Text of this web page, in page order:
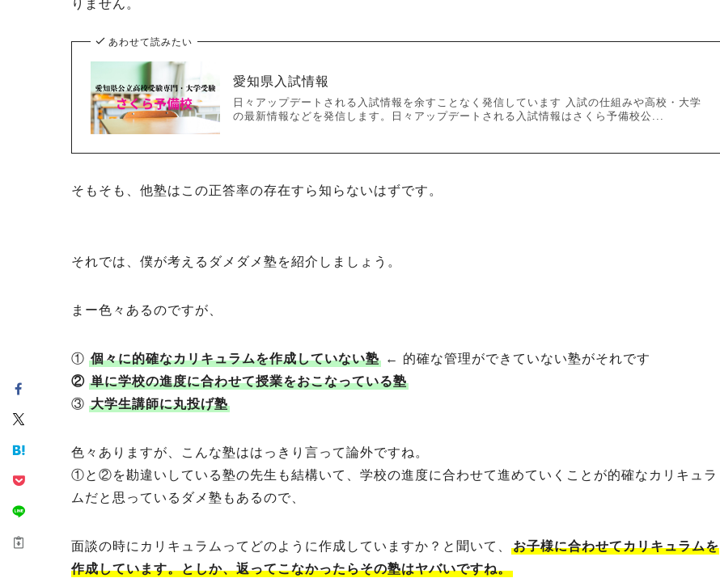
りません。
あわせて読みたい
愛知県入試情報
日々アップデートされる入試情報を余すことなく発信しています 入試の仕組みや高校・大学
の最新情報などを発信します。日々アップデートされる入試情報はさくら予備校公...
そもそも、他塾はこの正答率の存在すら知らないはずです。
それでは、僕が考えるダメダメ塾を紹介しましょう。
まー色々あるのですが、
① 個々に的確なカリキュラムを作成していない塾 ← 的確な管理ができていない塾がそれです
② 単に学校の進度に合わせて授業をおこなっている塾
③ 大学生講師に丸投げ塾
色々ありますが、こんな塾ははっきり言って論外ですね。
①と②を勘違いしている塾の先生も結構いて、学校の進度に合わせて進めていくことが的確なカリキュラ
ムだと思っているダメ塾もあるので、
面談の時にカリキュラムってどのように作成していますか？と聞いて、
お子様に合わせてカリキュラムを
作成しています。としか、返ってこなかったらその塾はヤバいですね。